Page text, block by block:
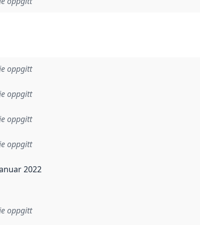
oppgitt
oppgitt
oppgitt
oppgitt
i dette datasettet først blei utgitt. Det kan ha
2022
oppgitt